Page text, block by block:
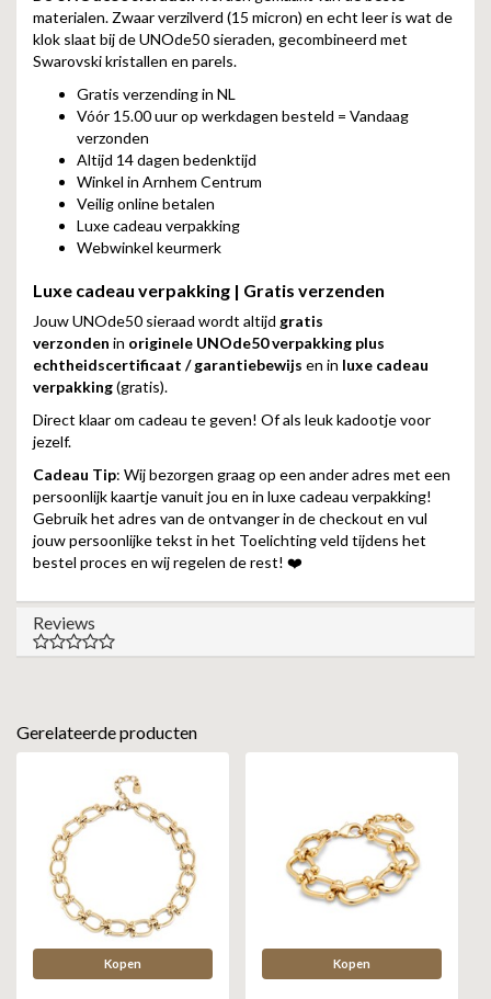
materialen. Zwaar verzilverd (15 micron) en echt leer is wat de
klok slaat bij de UNOde50 sieraden, gecombineerd met
Swarovski kristallen en parels.
Gratis verzending in NL
Vóór 15.00 uur op werkdagen besteld = Vandaag
verzonden
Altijd 14 dagen bedenktijd
Winkel in Arnhem Centrum
Veilig online betalen
Luxe cadeau verpakking
Webwinkel keurmerk
Luxe cadeau verpakking | Gratis verzenden
Jouw UNOde50 sieraad wordt altijd gratis
verzonden in originele UNOde50 verpakking plus
echtheidscertificaat / garantiebewijs en in luxe cadeau
verpakking(gratis).
Direct klaar om cadeau te geven! Of als leuk kadootje voor
jezelf.
Cadeau Tip: Wij bezorgen graag op een ander adres met een
persoonlijk kaartje vanuit jou en in luxe cadeau verpakking!
Gebruik het adres van de ontvanger in de checkout en vul
jouw persoonlijke tekst in het Toelichting veld tijdens het
bestel proces en wij regelen de rest! ❤️
Reviews
Gerelateerde producten
Kopen Kopen